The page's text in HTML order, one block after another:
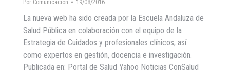
Por Comunicacion 19/08/2016
La nueva web ha sido creada por la Escuela Andaluza de
Salud Pública en colaboración con el equipo de la
Estrategia de Cuidados y profesionales clínicos, así
como expertos en gestión, docencia e investigación.
Publicada en: Portal de Salud Yahoo Noticias ConSalud